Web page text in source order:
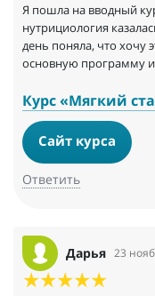
Я пошла на вводный
нутрициология
день поняла, что хочу
основную программу
Курс «Мягкий
Сайт курса
Ответить
Дарья 23